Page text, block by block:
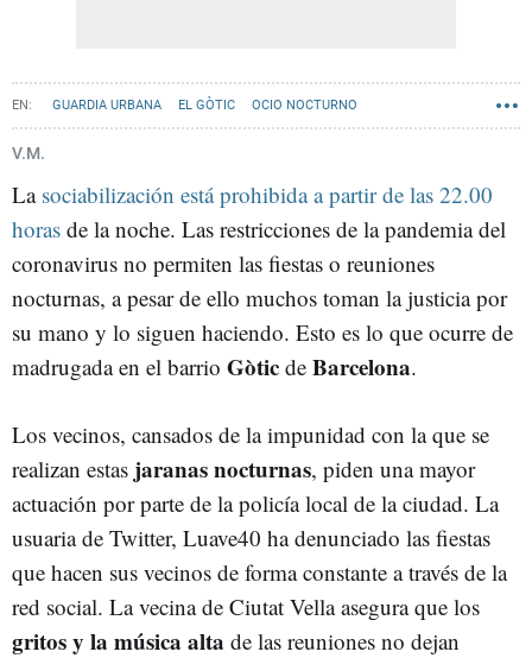
GUARDIA URBANA EL GÒTIC OCIO NOCTURNO
V.M.
La sociabilización está prohibida a partir de las 22.00
horas de la noche. Las restricciones de la pandemia del
coronavirus no permiten las fiestas o reuniones
nocturnas, a pesar de ello muchos toman la justicia por
su mano y lo siguen haciendo. Esto es lo que ocurre de
madrugada en el barrio Gòtic de Barcelona.
Los vecinos, cansados de la impunidad con la que se
realizan estas jaranas nocturnas, piden una mayor
actuación por parte de la policía local de la ciudad. La
usuaria de Twitter, Luave40 ha denunciado las fiestas
que hacen sus vecinos de forma constante a través de la
red social. La vecina de Ciutat Vella asegura que los
gritos y la música alta de las reuniones no dejan